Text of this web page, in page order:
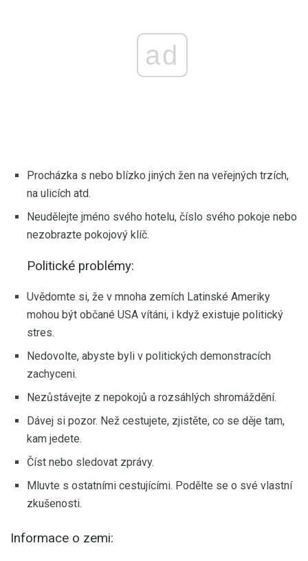
ad
Procházka s nebo blízko jiných žen na veřejných trzích,
na ulicích atd.
Neudělejte jméno svého hotelu, číslo svého pokoje nebo
nezobrazte pokojový klíč.
Politické problémy:
Uvědomte si, že v mnoha zemích Latinské Ameriky
mohou být občané USA vítáni, i když existuje politický
stres.
Nedovolte, abyste byli v politických demonstracích
zachyceni.
Nezůstávejte z nepokojů a rozsáhlých shromáždění.
Dávej si pozor. Než cestujete, zjistěte, co se děje tam,
kam jedete.
Číst nebo sledovat zprávy.
Mluvte s ostatními cestujícími. Podělte se o své vlastní
zkušenosti.
Informace o zemi: